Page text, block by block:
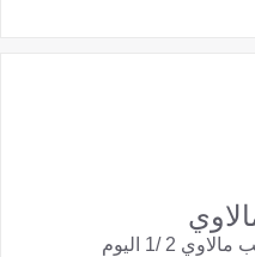
2 /1 اليوم